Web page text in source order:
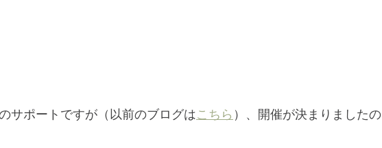
サポートですが（以前のブログはこちら ）、開催が決まりましたの